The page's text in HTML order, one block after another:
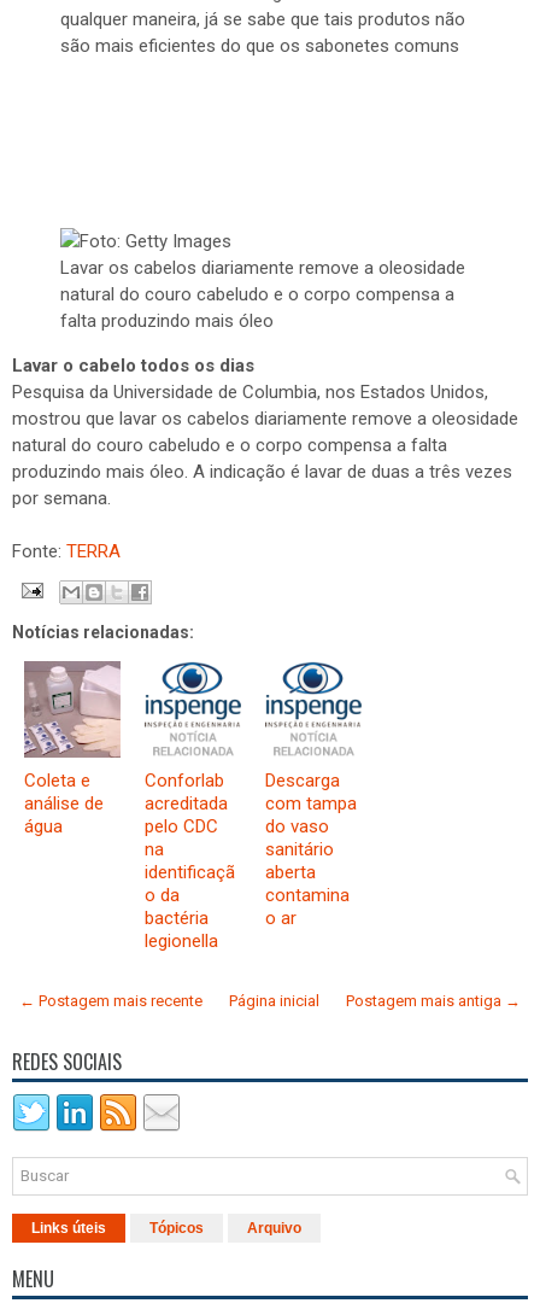
qualquer maneira, já se sabe que tais produtos não
são mais eficientes do que os sabonetes comuns
Lavar os cabelos diariamente remove a oleosidade
natural do couro cabeludo e o corpo compensa a
falta produzindo mais óleo
Lavar o cabelo todos os dias
Pesquisa da Universidade de Columbia, nos Estados Unidos,
mostrou que lavar os cabelos diariamente remove a oleosidade
natural do couro cabeludo e o corpo compensa a falta
produzindo mais óleo. A indicação é lavar de duas a três vezes
por semana.
Fonte: TERRA
Notícias relacionadas:
Coleta e
análise de
água
Conforlab
acreditada
pelo CDC
na
identificaçã
o da
bactéria
legionella
Descarga
com tampa
do vaso
sanitário
aberta
contamina
o ar
← Postagem mais recente Postagem mais antiga →
Página inicial
REDES SOCIAIS
Links úteis Tópicos Arquivo
MENU